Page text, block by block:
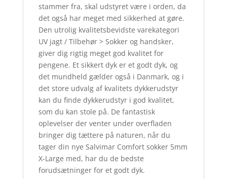
stammer fra, skal udstyret være i orden, da
det også har meget med sikkerhed at gøre.
Den utrolig kvalitetsbevidste varekategori
UV jagt / Tilbehør > Sokker og handsker,
giver dig rigtig meget god kvalitet for
pengene. Et sikkert dyk er et godt dyk, og
det mundheld gælder også i Danmark, og i
det store udvalg af kvalitets dykkerudstyr
kan du finde dykkerudstyr i god kvalitet,
som du kan stole på. De fantastisk
oplevelser der venter under overfladen
bringer dig tættere på naturen, når du
tager din nye Salvimar Comfort sokker 5mm
X-Large med, har du de bedste
forudsætninger for et godt dyk.